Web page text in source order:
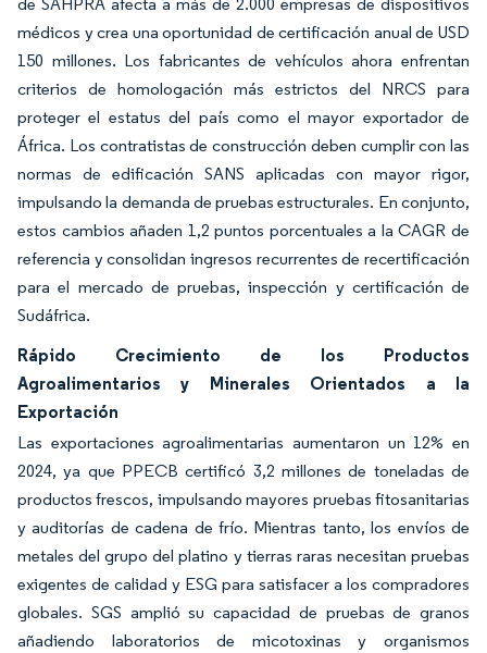
médicos y crea una oportunidad de certificación anual de USD
150 millones. Los fabricantes de vehículos ahora enfrentan
criterios de homologación más estrictos del NRCS para
proteger el estatus del país como el mayor exportador de
África. Los contratistas de construcción deben cumplir con las
normas de edificación SANS aplicadas con mayor rigor,
impulsando la demanda de pruebas estructurales. En conjunto,
estos cambios añaden 1,2 puntos porcentuales a la CAGR de
referencia y consolidan ingresos recurrentes de recertificación
para el mercado de pruebas, inspección y certificación de
Sudáfrica.
Rápido Crecimiento de los Productos
Agroalimentarios y Minerales Orientados a la
Exportación
Las exportaciones agroalimentarias aumentaron un 12% en
2024, ya que PPECB certificó 3,2 millones de toneladas de
productos frescos, impulsando mayores pruebas fitosanitarias
y auditorías de cadena de frío. Mientras tanto, los envíos de
metales del grupo del platino y tierras raras necesitan pruebas
exigentes de calidad y ESG para satisfacer a los compradores
globales. SGS amplió su capacidad de pruebas de granos
añadiendo laboratorios de micotoxinas y organismos